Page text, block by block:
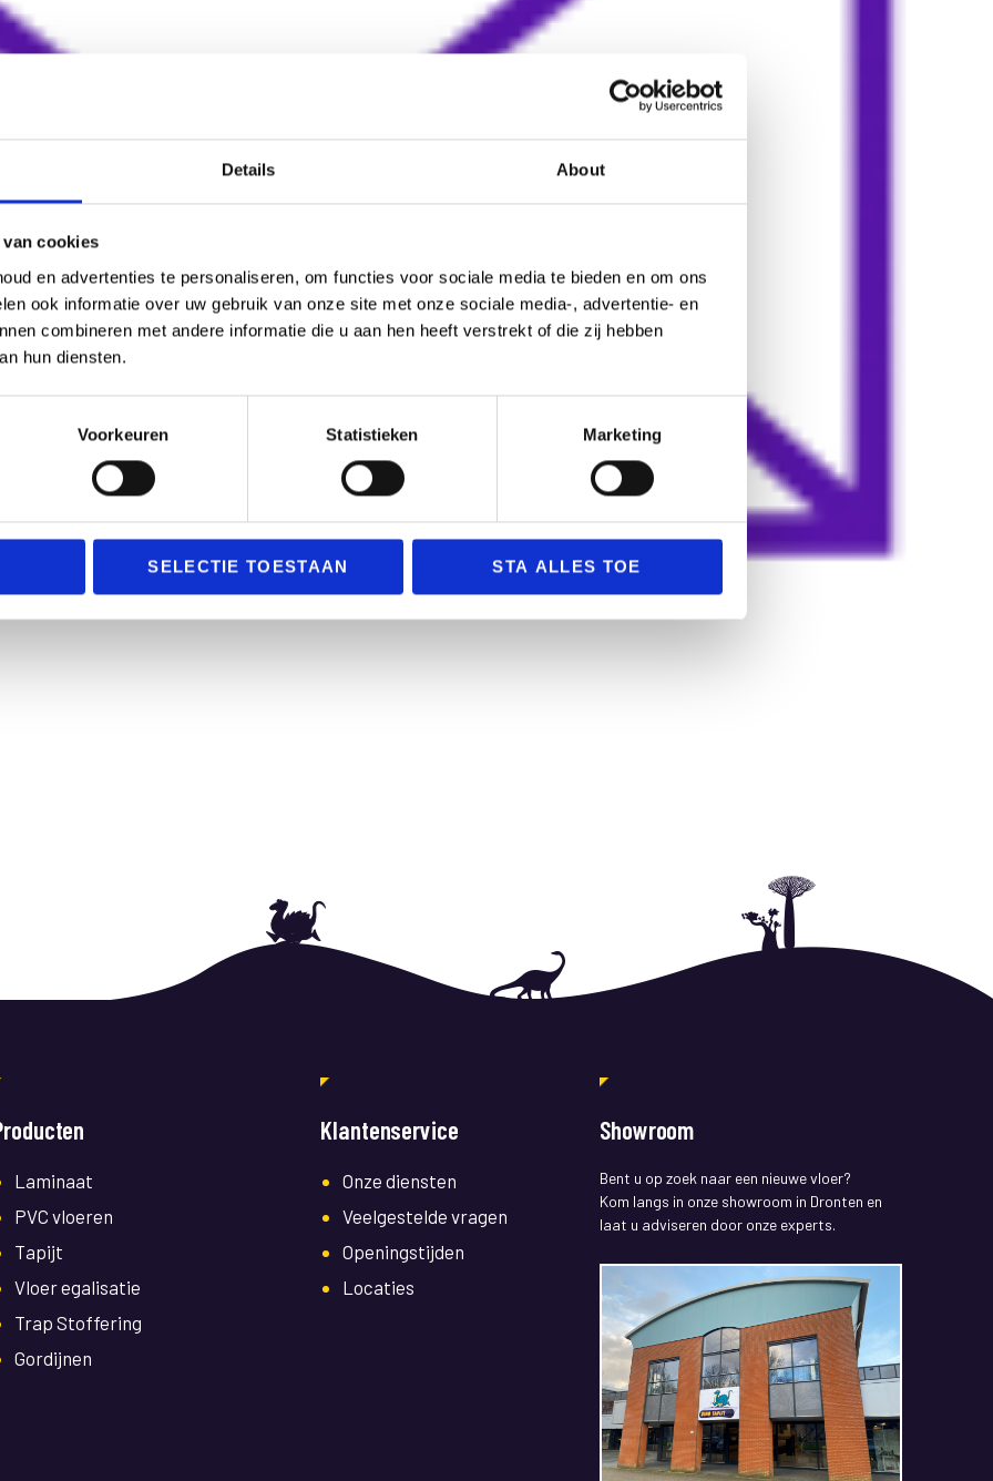
Details About
van cookies
en advertenties te personaliseren, om functies voor sociale media te bieden en om ons
ook informatie over uw gebruik van onze site met onze sociale media-, advertentie- en
combineren met andere informatie die u aan hen heeft verstrekt of die zij hebben
hun diensten.
Voorkeuren Statistieken Marketing
SELECTIE TOESTAAN STA ALLES TOE
Laminaat
PVC vloeren
Tapijt
Vloer egalisatie
Trap Stoffering
Gordijnen
Klantenservice
Onze diensten
Veelgestelde vragen
Openingstijden
Locaties
Showroom
Bent u op zoek naar een nieuwe vloer?
Kom langs in onze showroom in Dronten en
laat u adviseren door onze experts.